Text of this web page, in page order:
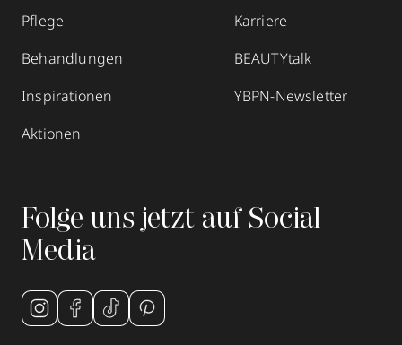
Pflege
Behandlungen
Inspirationen
Aktionen
Karriere
BEAUTYtalk
YBPN-Newsletter
Folge uns jetzt auf Social
Media